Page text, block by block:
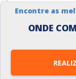
Encontre as
ONDE
Endodontia
Estética
Implante